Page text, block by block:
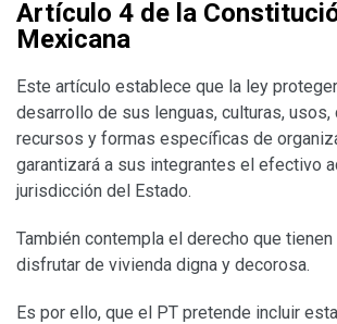
Artículo 4 de la
Mexicana
Este artículo establece que la ley
desarrollo de sus lenguas, culturas, usos,
recursos y formas específicas de
garantizará a sus integrantes el efectivo
jurisdicción del Estado.
También contempla el derecho que
disfrutar de vivienda digna y decorosa.
Es por ello, que el PT pretende incluir